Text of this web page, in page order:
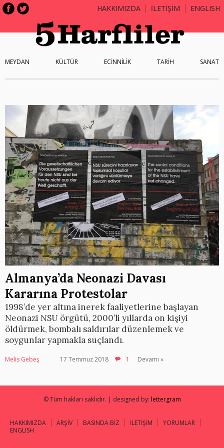
HAKKIMIZDA İLETİŞİM ENGLISH
MEYDAN KÜLTÜR ECİNNİLİK TARİH SANAT
Almanya’da Neonazi Davası
Kararına Protestolar
1998’de yer altına inerek faaliyetlerine başlayan
Neonazi NSU örgütü, 2000’li yıllarda on kişiyi
öldürmek, bombalı saldırılar düzenlemek ve
soygunlar yapmakla suçlandı.
Melis Gebeş 17 Temmuz 2018 1 Devamı »
© Tüm hakları saklıdır. | designed by: lettergram
HAKKIMIZDA ARŞİV BASINDA BİZ İLETİŞİM
YORUMLAR
ENGLISH